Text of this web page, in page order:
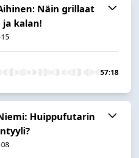
Näin grillaat
ja kalan!
57:18
Huippufutarin